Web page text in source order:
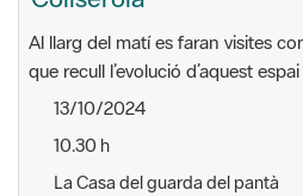
Al llarg del matí es faran visites
que recull l’evolució d’aquest
13/10/2024
10.30 h
La Casa del guarda del pantà